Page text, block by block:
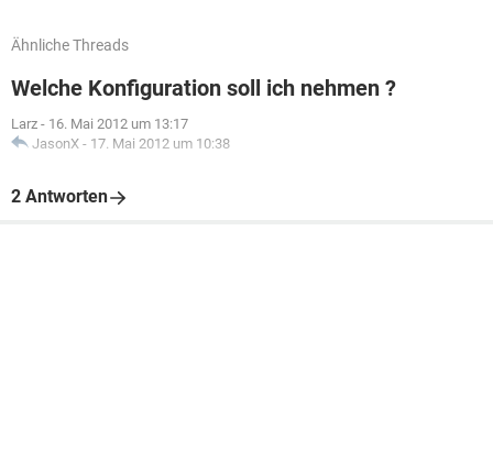
Ähnliche Threads
Welche Konfiguration soll ich nehmen ?
Larz - 16. Mai 2012 um 13:17
JasonX - 17. Mai 2012 um 10:38
2 Antworten